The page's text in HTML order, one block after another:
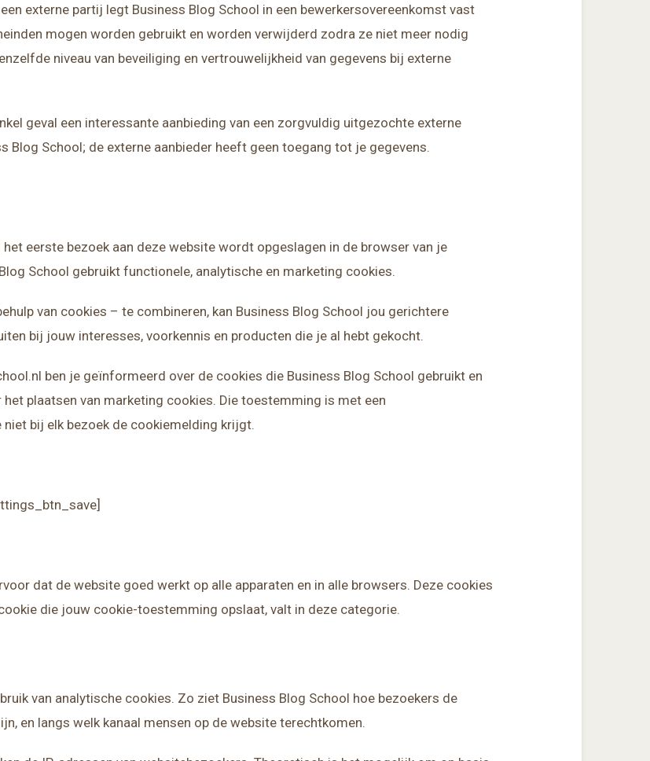
externe partij legt Business Blog School in een bewerkersovereenkomst vast
mogen worden gebruikt en worden verwijderd zodra ze niet meer nodig
niveau van beveiliging en vertrouwelijkheid van gegevens bij externe
geval een interessante aanbieding van een zorgvuldig uitgezochte externe
Blog School; de externe aanbieder heeft geen toegang tot je gegevens.
eerste bezoek aan deze website wordt opgeslagen in de browser van je
School gebruikt functionele, analytische en marketing cookies.
van cookies – te combineren, kan Business Blog School jou gerichtere
bij jouw interesses, voorkennis en producten die je al hebt gekocht.
ben je geïnformeerd over de cookies die Business Blog School gebruikt en
plaatsen van marketing cookies. Die toestemming is met een
bij elk bezoek de cookiemelding krijgt.
dat de website goed werkt op alle apparaten en in alle browsers. Deze cookies
die jouw cookie-toestemming opslaat, valt in deze categorie.
van analytische cookies. Zo ziet Business Blog School hoe bezoekers de
en langs welk kanaal mensen op de website terechtkomen.